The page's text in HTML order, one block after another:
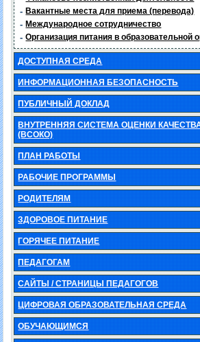
- Вакантные места для приема (перевода)
- Международное сотрудничество
- Организация питания в образовательной
ДОСТУПНАЯ СРЕДА
ИНФОРМАЦИОННАЯ БЕЗОПАСНОСТЬ
ПУБЛИЧНЫЙ ДОКЛАД
ВНУТРЕННЯЯ СИСТЕМА ОЦЕНКИ
(ВСОКО)
ПЛАН РАБОТЫ
РАБОЧИЕ ПРОГРАММЫ
РОДИТЕЛЯМ
ЗДОРОВОЕ ПИТАНИЕ
ГОРЯЧЕЕ ПИТАНИЕ
ПЕДАГОГАМ
САЙТЫ / СТРАНИЦЫ ПЕДАГОГОВ
ЦИФРОВАЯ ОБРАЗОВАТЕЛЬНАЯ СРЕДА
ОБУЧАЮЩИМСЯ